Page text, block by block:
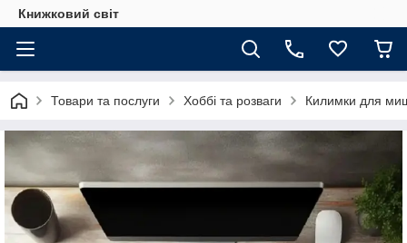
Книжковий світ
Товари та послуги Хоббі та розваги Килимки для